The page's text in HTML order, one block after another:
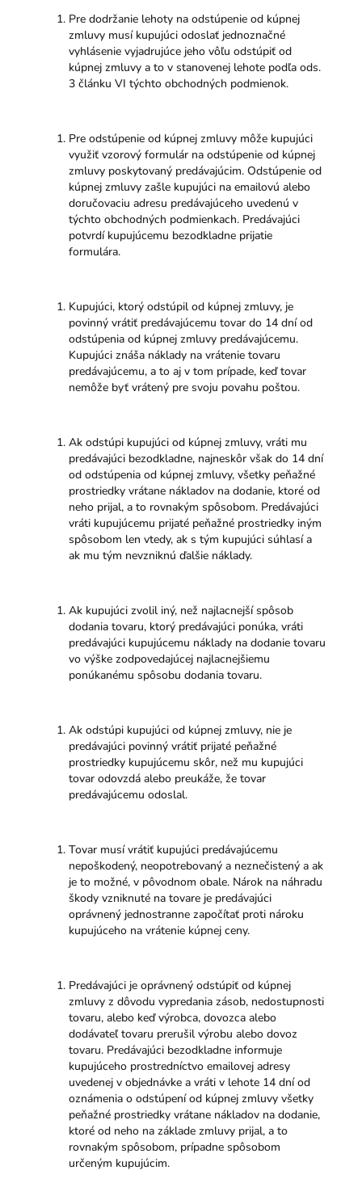
Pre dodržanie lehoty na odstúpenie od kúpnej
zmluvy musí kupujúci odoslať jednoznačné
vyhlásenie vyjadrujúce jeho vôľu odstúpiť od
kúpnej zmluvy a to v stanovenej lehote podľa ods.
3 článku VI týchto obchodných podmienok.
Pre odstúpenie od kúpnej zmluvy môže kupujúci
využiť vzorový formulár na odstúpenie od kúpnej
zmluvy poskytovaný predávajúcim. Odstúpenie od
kúpnej zmluvy zašle kupujúci na emailovú alebo
doručovaciu adresu predávajúceho uvedenú v
týchto obchodných podmienkach. Predávajúci
potvrdí kupujúcemu bezodkladne prijatie
formulára.
Kupujúci, ktorý odstúpil od kúpnej zmluvy, je
povinný vrátiť predávajúcemu tovar do 14 dní od
odstúpenia od kúpnej zmluvy predávajúcemu.
Kupujúci znáša náklady na vrátenie tovaru
predávajúcemu, a to aj v tom prípade, keď tovar
nemôže byť vrátený pre svoju povahu poštou.
Ak odstúpi kupujúci od kúpnej zmluvy, vráti mu
predávajúci bezodkladne, najneskôr však do 14 dní
od odstúpenia od kúpnej zmluvy, všetky peňažné
prostriedky vrátane nákladov na dodanie, ktoré od
neho prijal, a to rovnakým spôsobom. Predávajúci
vráti kupujúcemu prijaté peňažné prostriedky iným
spôsobom len vtedy, ak s tým kupujúci súhlasí a
ak mu tým nevzniknú ďalšie náklady.
Ak kupujúci zvolil iný, než najlacnejší spôsob
dodania tovaru, ktorý predávajúci ponúka, vráti
predávajúci kupujúcemu náklady na dodanie tovaru
vo výške zodpovedajúcej najlacnejšiemu
ponúkanému spôsobu dodania tovaru.
Ak odstúpi kupujúci od kúpnej zmluvy, nie je
predávajúci povinný vrátiť prijaté peňažné
prostriedky kupujúcemu skôr, než mu kupujúci
tovar odovzdá alebo preukáže, že tovar
predávajúcemu odoslal.
Tovar musí vrátiť kupujúci predávajúcemu
nepoškodený, neopotrebovaný a neznečistený a ak
je to možné, v pôvodnom obale. Nárok na náhradu
škody vzniknuté na tovare je predávajúci
oprávnený jednostranne započítať proti nároku
kupujúceho na vrátenie kúpnej ceny.
Predávajúci je oprávnený odstúpiť od kúpnej
zmluvy z dôvodu vypredania zásob, nedostupnosti
tovaru, alebo keď výrobca, dovozca alebo
dodávateľ tovaru prerušil výrobu alebo dovoz
tovaru. Predávajúci bezodkladne informuje
kupujúceho prostredníctvo emailovej adresy
uvedenej v objednávke a vráti v lehote 14 dní od
oznámenia o odstúpení od kúpnej zmluvy všetky
peňažné prostriedky vrátane nákladov na dodanie,
ktoré od neho na základe zmluvy prijal, a to
rovnakým spôsobom, prípadne spôsobom
určeným kupujúcim.